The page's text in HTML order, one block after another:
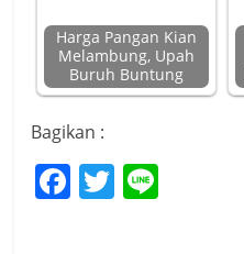
Harga Pangan Kian
Melambung, Upah
Buruh Buntung
Bagikan :
F T